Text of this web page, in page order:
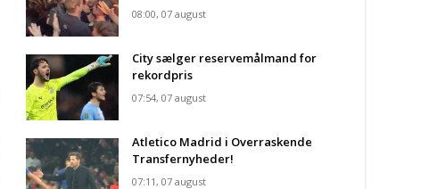
08:00, 07 august
City sælger reservemålmand for
rekordpris
07:54, 07 august
Atletico Madrid i Overraskende
Transfernyheder!
07:11, 07 august